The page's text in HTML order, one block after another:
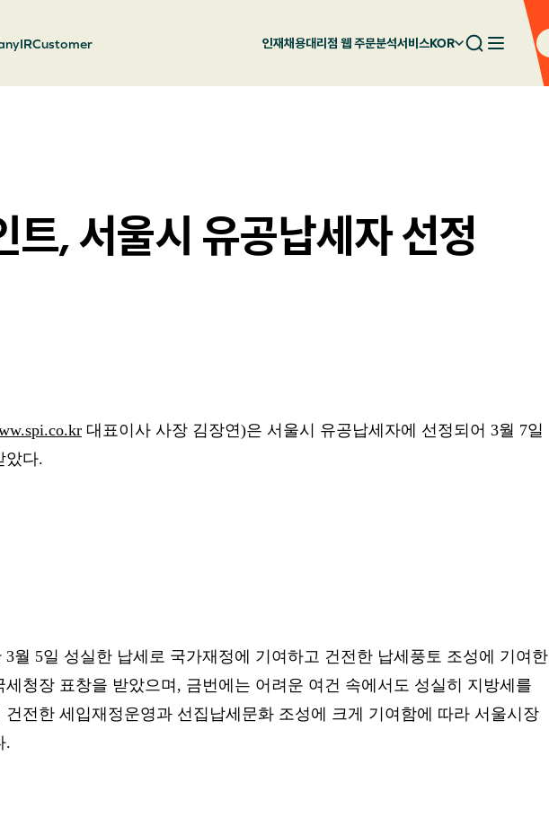
IRCustomer 인재채용대리점 웹 주문분석서비스KOR
트, 서울시 유공납세자 선정
대표이사 사장 김장연)은 서울시 유공납세자에 선정되어 3월 7일
았다.
3월 5일 성실한 납세로 국가재정에 기여하고 건전한 납세풍토 조성에 기여한
세청장 표창을 받았으며, 금번에는 어려운 여건 속에서도 성실히 지방세를
건전한 세입재정운영과 선집납세문화 조성에 크게 기여함에 따라 서울시장
.